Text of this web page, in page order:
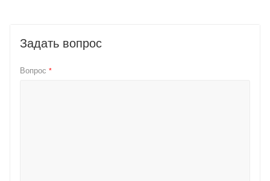
Задать вопрос
Вопрос *